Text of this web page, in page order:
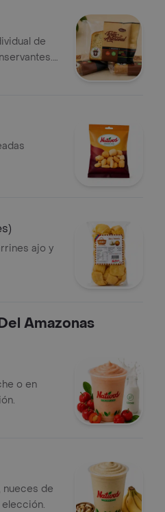
de
ajo y
Amazonas
o en
nueces de
elección.